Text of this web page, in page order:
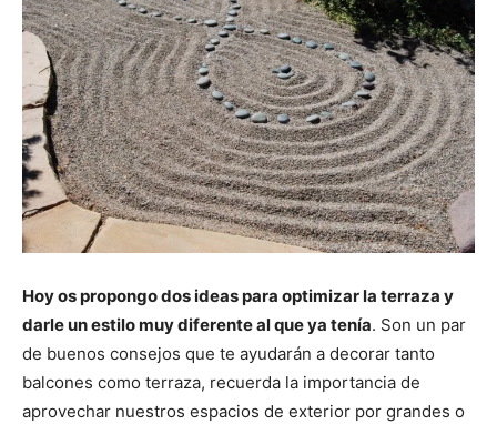
Hoy os propongo dos ideas para optimizar la terraza y
darle un estilo muy diferente al que ya tenía. Son un par
de buenos consejos que te ayudarán a decorar tanto
balcones como terraza, recuerda la importancia de
aprovechar nuestros espacios de exterior por grandes o